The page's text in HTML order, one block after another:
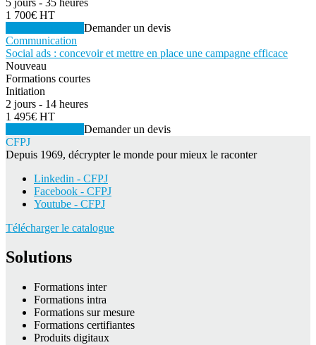
1 700€ HT
Demander un devis
Communication
Social ads : concevoir et mettre en place une campagne efficace
Nouveau
Formations courtes
Initiation
2 jours - 14 heures
1 495€ HT
Demander un devis
CFPJ
Depuis 1969, décrypter le monde pour mieux le raconter
Linkedin - CFPJ
Facebook - CFPJ
Youtube - CFPJ
Télécharger le catalogue
Solutions
Formations inter
Formations intra
Formations sur mesure
Formations certifiantes
Produits digitaux